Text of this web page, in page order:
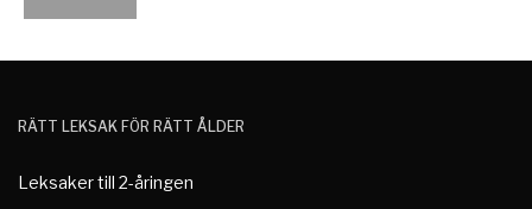
RÄTT LEKSAK FÖR RÄTT ÅLDER
Leksaker till 2-åringen